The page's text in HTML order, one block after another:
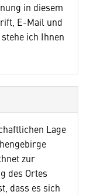
in diesem
E-Mail und
ich Ihnen
Lage
zur
des Ortes
dass es sich